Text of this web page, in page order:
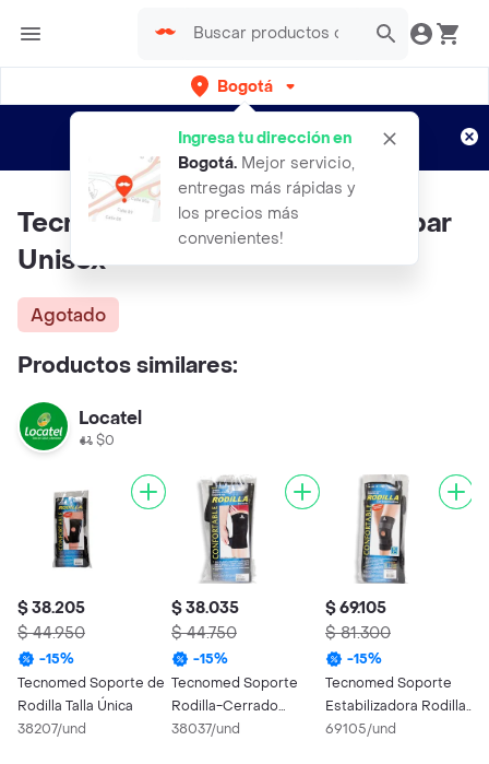
Bogotá
Ingresa tu dirección en
Bogotá. Mejor servicio,
entregas más rápidas y
los precios más
convenientes!
envíos gratis por semanas
Aplican TyC
Tecnomed Soporte Dorso Lumbar
Unisex
Agotado
Productos similares:
Locatel
$0
$ 38.205
$ 44.950
-15%
Tecnomed Soporte de
Rodilla Talla Única
38207/und
$ 38.035
$ 44.750
-15%
Tecnomed Soporte
Rodilla-Cerrado
Universal.Tecnomed
38037/und
$ 69.105
$ 81.300
-15%
Tecnomed Soporte
Estabilizadora Rodilla
T.L
69105/und